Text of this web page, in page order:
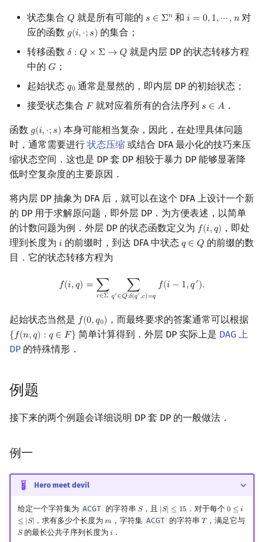
狄利克雷卷积
莫比乌斯反演
杜教筛
Powerful Number 筛
Min_25 筛
洲阁筛
类欧几里德算法
Meissel–Lehmer 算法
Stern–Brocot 树与 Farey
二次域
Pell 方程
拟阵
Berlekamp–Massey 算法
PQ 树
手指树
霍夫曼树
图的着色
网络流
图的匹配
Prüfer 序列
矩阵树定理
LGV 引理
最大团搜索算法
支配树
图上随机游走
状态集合 𝑄
Q 就是所有可能的 𝑠 ∈ Σ𝑛
s∈Σ n 和𝑖 = 0,1,⋯,𝑛
i =0 1,⋯, n
对
应的函数 𝑔(𝑖,⋅; 𝑠)
g(i,⋅ ;s )
的集合；
转移函数 𝛿 : 𝑄 × Σ → 𝑄
δ Q×Σ→ Q
就是内层 DP 的状态转移方程
中的 𝐺
G ；
起始状态 𝑞0
q0通常是显然的，即内层 DP 的初始状态；
接受状态集合 𝐹
F 就对应着所有的合法序列 𝑠 ∈ 𝐴
s ∈A ．
函数 𝑔(𝑖,⋅; 𝑠)
g(i,⋅ ;s )
本身可能相当复杂，因此，在处理具体问题
时，通常需要进行 状态压缩 或结合 DFA 最小化的技巧来压
缩状态空间．这也是 DP 套 DP 相较于暴力 DP 能够显著降
低时空复杂度的主要原因．
将内层 DP 抽象为 DFA 后，就可以在这个 DFA 上设计一个新
的 DP 用于求解原问题，即外层 DP．为方便表述，以简单
的计数问题为例．外层 DP 的状态函数定义为 𝑓(𝑖,𝑞)
f(i,q)
，即处
理到长度为 𝑖
i 的前缀时，到达 DFA 中状态 𝑞 ∈ 𝑄
q ∈ Q 的前缀的数
目．它的状态转移方程为
𝑓(𝑖,𝑞) = ∑
𝑐∈Σ
∑
𝑞′∈𝑄:𝛿(𝑞′,𝑐)=𝑞
𝑓(𝑖 − 1,𝑞′).
f(i,q )= ∑c ∈Σ∑ Q:δ )=q f(i − ,q′)
起始状态当然是 𝑓(0,𝑞0)
f(0,q0) ，而最终要求的答案通常可以根据
{𝑓(𝑛,𝑞) : 𝑞 ∈ 𝐹}
{f(n,q):q ∈F } 简单计算得到．外层 DP 实际上是 DAG 上
DP 的特殊情形．
例题
接下来的两个例题会详细说明 DP 套 DP 的一般做法．
例一
Hero meet devil
给定一个字符集为 ACGT 的字符串 𝑆
S，且 |𝑆| ≤ 15
|S ≤15 ．对于每个 0 ≤ 𝑖
≤ |𝑆|
0 ≤i≤ |
，求有多少个长度为𝑚
m ，字符集 ACGT 的字符串𝑇
T ，满足它与
𝑆
S的最长公共子序列长度为 𝑖i ．